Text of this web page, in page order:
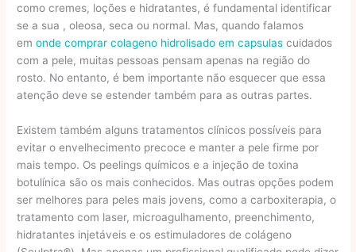
como cremes, loções e hidratantes, é fundamental identificar
se a sua , oleosa, seca ou normal. Mas, quando falamos
emonde comprar colageno hidrolisado em capsulas cuidados
com a pele, muitas pessoas pensam apenas na região do
rosto. No entanto, é bem importante não esquecer que essa
atenção deve se estender também para as outras partes.
Existem também alguns tratamentos clínicos possíveis para
evitar o envelhecimento precoce e manter a pele firme por
mais tempo. Os peelings químicos e a injeção de toxina
botulínica são os mais conhecidos. Mas outras opções podem
ser melhores para peles mais jovens, como a carboxiterapia, o
tratamento com laser, microagulhamento, preenchimento,
hidratantes injetáveis e os estimuladores de colágeno